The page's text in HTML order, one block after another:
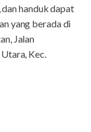
handuk dapat
yang berada di
Jalan
Kec.